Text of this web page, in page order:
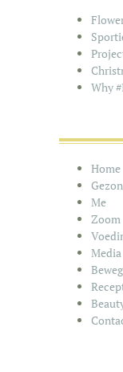
Why
Home
Me
Zoom
Media